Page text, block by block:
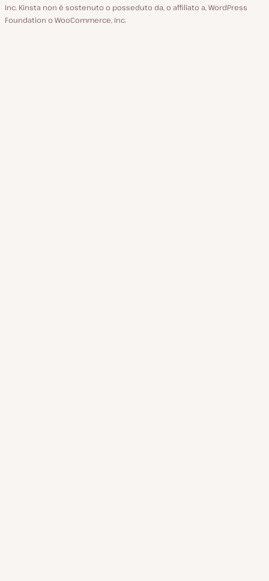
Inc. Kinsta non è sostenuto o posseduto da, o affiliato a, WordPress
Foundation o WooCommerce, Inc.